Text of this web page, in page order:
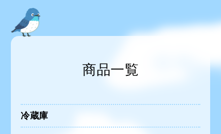
商品一覧
冷蔵庫